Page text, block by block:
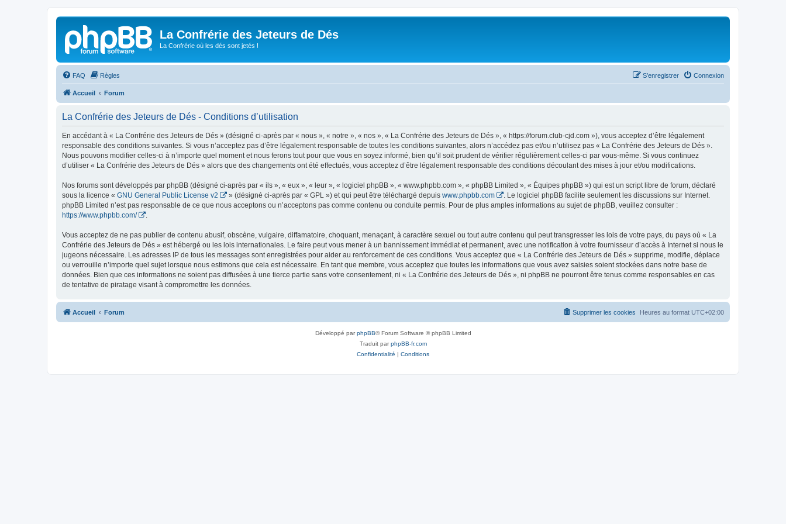
La Confrérie des Jeteurs de Dés
La Confrérie où les dés sont jetés !
FAQ Règles Connexion
S’enregistrer
Accueil Forum
La Confrérie des Jeteurs de Dés - Conditions d’utilisation
En accédant à « La Confrérie des Jeteurs de Dés » (désigné ci-après par « nous », « notre », « nos », « La Confrérie des Jeteurs de Dés », « https://forum.club-cjd.com »), vous acceptez d’être légalement
responsable des conditions suivantes. Si vous n’acceptez pas d’être légalement responsable de toutes les conditions suivantes, alors n’accédez pas et/ou n’utilisez pas « La Confrérie des Jeteurs de Dés ».
Nous pouvons modifier celles-ci à n’importe quel moment et nous ferons tout pour que vous en soyez informé, bien qu’il soit prudent de vérifier régulièrement celles-ci par vous-même. Si vous continuez
d’utiliser « La Confrérie des Jeteurs de Dés » alors que des changements ont été effectués, vous acceptez d’être légalement responsable des conditions découlant des mises à jour et/ou modifications.
Nos forums sont développés par phpBB (désigné ci-après par « ils », « eux », « leur », « logiciel phpBB », « www.phpbb.com », « phpBB Limited », « Équipes phpBB ») qui est un script libre de forum, déclaré
sous la licence « GNU General Public License v2 » (désigné ci-après par « GPL ») et qui peut être téléchargé depuis www.phpbb.com
. Le logiciel phpBB facilite seulement les discussions sur Internet.
phpBB Limited n’est pas responsable de ce que nous acceptons ou n’acceptons pas comme contenu ou conduite permis. Pour de plus amples informations au sujet de phpBB, veuillez consulter :
https://www.phpbb.com/
.
Vous acceptez de ne pas publier de contenu abusif, obscène, vulgaire, diffamatoire, choquant, menaçant, à caractère sexuel ou tout autre contenu qui peut transgresser les lois de votre pays, du pays où « La
Confrérie des Jeteurs de Dés » est hébergé ou les lois internationales. Le faire peut vous mener à un bannissement immédiat et permanent, avec une notification à votre fournisseur d’accès à Internet si nous le
jugeons nécessaire. Les adresses IP de tous les messages sont enregistrées pour aider au renforcement de ces conditions. Vous acceptez que « La Confrérie des Jeteurs de Dés » supprime, modifie, déplace
ou verrouille n’importe quel sujet lorsque nous estimons que cela est nécessaire. En tant que membre, vous acceptez que toutes les informations que vous avez saisies soient stockées dans notre base de
données. Bien que ces informations ne soient pas diffusées à une tierce partie sans votre consentement, ni « La Confrérie des Jeteurs de Dés », ni phpBB ne pourront être tenus comme responsables en cas
de tentative de piratage visant à compromettre les données.
Accueil Forum Heures au format UTC+02:00
Supprimer les cookies
Développé parphpBB® Forum Software © phpBB Limited
Traduit parphpBB-fr.com
Confidentialité | Conditions